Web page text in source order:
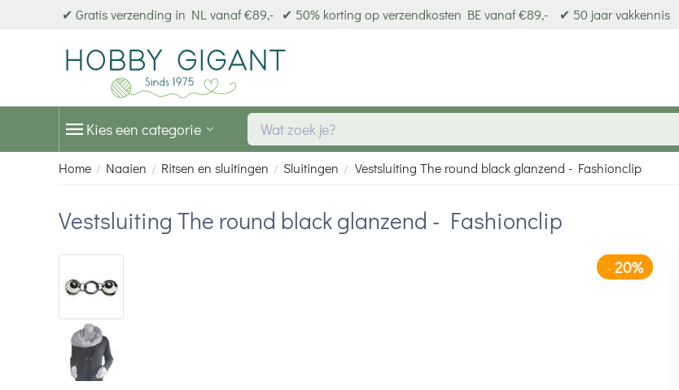
✔ Gratis verzending in NL vanaf €89,- ✔ 50% korting op verzendkosten BE vanaf €89,- ✔ 50 jaar vakkennis
Kies een categorie
Home / Naaien / Ritsen en sluitingen / Sluitingen / Vestsluiting The round black glanzend - Fashionclip
Vestsluiting The round black glanzend - Fashionclip
-20%